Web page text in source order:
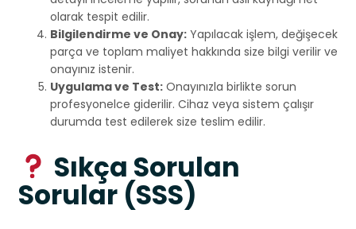
olarak tespit edilir.
Bilgilendirme ve Onay: Yapılacak işlem, değişecek
parça ve toplam maliyet hakkında size bilgi verilir ve
onayınız istenir.
Uygulama ve Test: Onayınızla birlikte sorun
profesyonelce giderilir. Cihaz veya sistem çalışır
durumda test edilerek size teslim edilir.
Sıkça Sorulan
Sorular (SSS)